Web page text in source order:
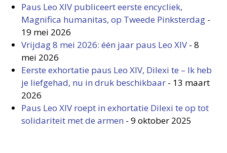
Paus Leo XIV publiceert eerste encycliek,
Magnifica humanitas, op Tweede Pinksterdag -
19 mei 2026
Vrijdag 8 mei 2026: één jaar paus Leo XIV -8
mei 2026
Eerste exhortatie paus Leo XIV, Dilexi te – Ik heb
je liefgehad, nu in druk beschikbaar - 13 maart
2026
Paus Leo XIV roept in exhortatie Dilexi te op tot
solidariteit met de armen -9 oktober 2025